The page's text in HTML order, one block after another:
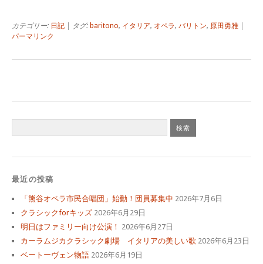
カテゴリー: 日記 | タグ: baritono, イタリア, オペラ, バリトン, 原田勇雅
パーマリンク
最近の投稿
「熊谷オペラ市民合唱団」始動！団員募集中 2026年7月6日
クラシックforキッズ 2026年6月29日
明日はファミリー向け公演！ 2026年6月27日
カーラムジカクラシック劇場 イタリアの美しい歌 2026年6月23日
ベートーヴェン物語 2026年6月19日